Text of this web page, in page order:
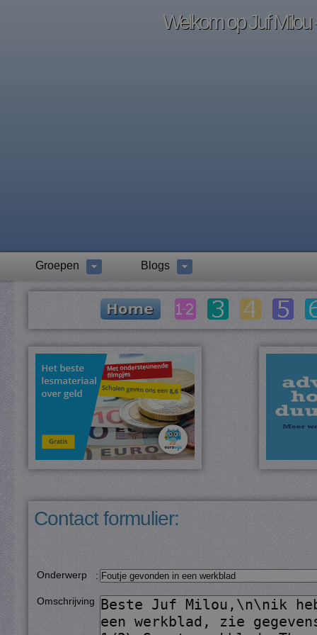
Welkom op Juf Milou
Groepen Blogs
Contact formulier:
Onderwerp :
Omschrijving